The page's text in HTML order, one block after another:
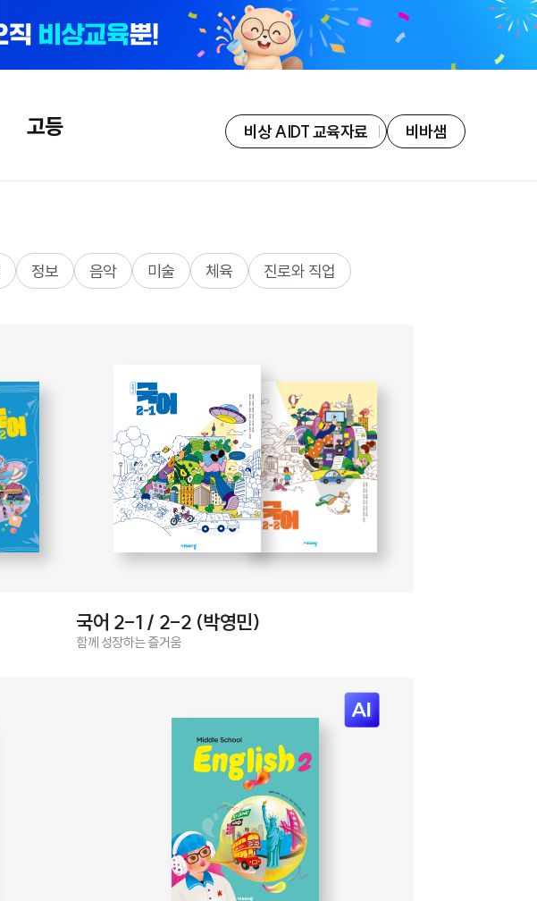
고등 비상 AIDT 교육자료 비바샘
정보 음악 미술 체육 진로와 직업
국어 2-1 / 2-2 (박영민)
함께 성장하는 즐거움